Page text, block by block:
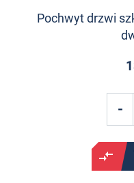
Pochwyt drzwi